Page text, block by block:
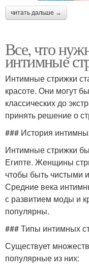
читать дальше →
Все, что
интимные
Интимные стрижки
красоте. Они могут
классических до
принять решение о
### История
Интимные стрижки
Египте. Женщины
чтобы быть чистыми
Средние века
с развитием моды и
популярны.
### Типы интимных
Существует
популярные из них: